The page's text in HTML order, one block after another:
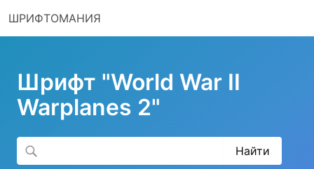
ШРИФТОМАНИЯ
Шрифт "World War II
Warplanes 2"